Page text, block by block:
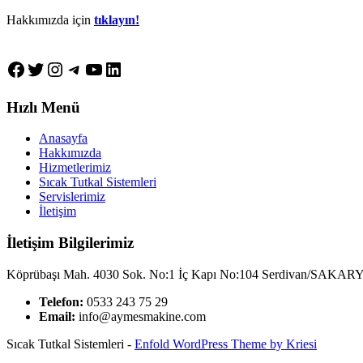
Hakkımızda için tıklayın!
Facebook
Twitter
Instagram
Telegram
YouTube
LinkedIn
Hızlı Menü
Anasayfa
Hakkımızda
Hizmetlerimiz
Sıcak Tutkal Sistemleri
Servislerimiz
İletişim
İletişim Bilgilerimiz
Köprübaşı Mah. 4030 Sok. No:1 İç Kapı No:104 Serdivan/
Telefon: 0533 243 75 29
Email: info@aymesmakine.com
Sıcak Tutkal Sistemleri - Enfold WordPress Theme by Kriesi